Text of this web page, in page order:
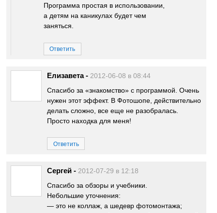
Программа простая в использовании,
а детям на каникулах будет чем
заняться.
Ответить
Елизавета - 2012-06-08 в 08:44
Спасибо за «знакомство» с программой. Очень
нужен этот эффект. В Фотошопе, действительно
делать сложно, все еще не разобралась.
Просто находка для меня!
Ответить
Сергей - 2012-07-29 в 12:18
Спасибо за обзоры и учебники.
Небольшие уточнения:
— это не коллаж, а шедевр фотомонтажа;